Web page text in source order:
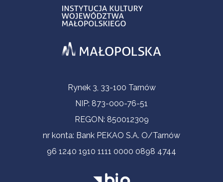
Informacje kontaktoweRynek 3, 33-100 Tarnów
NIP: 873-000-76-51
REGON: 850012309
nr konta: Bank PEKAO S.A. O/Tarnów
96 1240 1910 1111 0000 0898 4744